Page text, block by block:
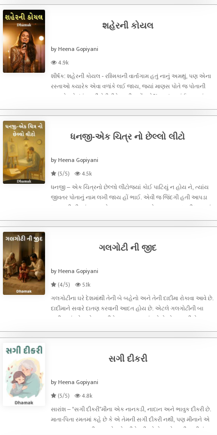
પંખીઓનો કલરવ ગ
શહેરની કોયલ
by Heena Gopiyani
4.9k
શીર્ષક: શહેરની કોયલ - રશ્મિકાની વાર્તાગામ હતું નાનું અમથું, પણ એના
રસ્તાઓ ક્યારેક એવા વળાંકે લઈ જાય, જ્યાં માણસ પોતે જ પોતાની
જાતને પૂછે, ‘હું અહીં કેવી રીતે આવી પહોંચ્યો?’ આવું જ કંઈક બન્યું
એનો
ધનજી-એક ચિત્ર નો છેલ્લો લીટો
by Heena Gopiyani
(5/5)
4.5k
ધનજી – એક ચિત્રનો છેલ્લો લીટોજ્યાં કોઈ પાટિયું ન હોય ને, ત્યાંય
જીવતર પોતાનું નામ લખી જાય હોં ભાઈ. એવી જ જિંદગી હતી આપડા
ધનજીની.ગીર પંથકના એક નાનકડા ગામડાનો માણસ, સાદા સીધા ઘરમાં
દરિયો હિલોળા મ
ગલગોટી ની જીદ
by Heena Gopiyani
(4/5)
5.1k
ગલગોટીના ઘરે દેશમાંથી તેની બે બહેનો અને તેની દાદીમા રોકાવા આવે છે.
દાદીમાને સવારે દાતણ કરવાની આદત હોય છે. એટલે ગલગોટીની બા
ફળીયામાં રહેતા હેમા માસીને દાતણ લાવવાનું કહે છે. હેમા માસી રોજ
ન
સગી દીકરી
by Heena Gopiyani
(5/5)
4.8k
સારાંશ – “સગી દીકરી”મીના એક નાનકડી, નાદાન અને ભાવુક દીકરી છે.
માતા-પિતા રમતમાં કહે છે કે એ તેમની સગી દીકરી નથી, પણ મીનાને એ
વાત હૃદય પર લાગી જાય છે. એ ડરીને રડી પડે છે અને બાની સાડીમાં